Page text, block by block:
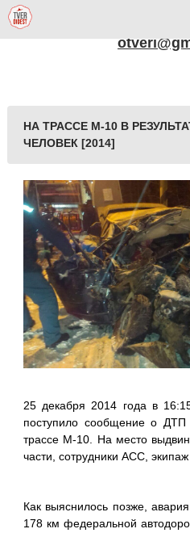
НА ТРАССЕ М-10 В
ЧЕЛОВЕК [2014]
25 декабря 2014 года в
поступило сообщение о
трассе М-10. На место
части, сотрудники АСС,
Как выяснилось позже,
178 км федеральной